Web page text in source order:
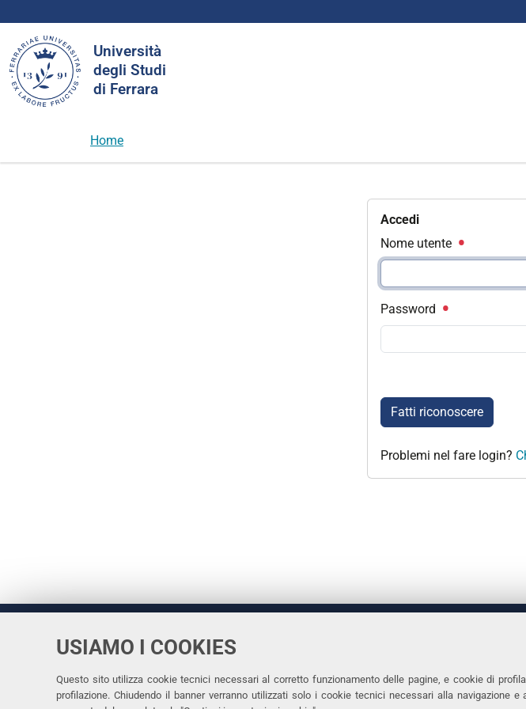
USIAMO I COOKIES
Questo sito utilizza cookie tecnici necessari al corretto funzionamento delle pagine, e cookie di
profilazione. Chiudendo il banner verranno utilizzati solo i cookie tecnici necessari alla navigazione
Università
degli Studi
di Ferrara
nel
sito
Home
Accedi
Nome utente
Password
Fatti riconoscere
Problemi nel fare login?
Università
di Ferrara
Rettrice: Prof.ssa Laura Ramaciotti
via Ludovico Ariosto, 35 - 44121 Ferrara